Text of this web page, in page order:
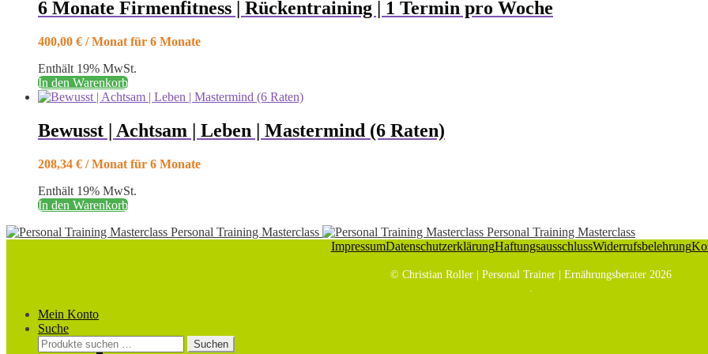
6 Monate Firmenfitness | Rückentraining | 1 Termin pro Woche
400,00 € / Monat für 6 Monate
Enthält 19% MwSt.
In den Warenkorb
Bewusst | Achtsam | Leben | Mastermind (6 Raten)
208,34 € / Monat für 6 Monate
Enthält 19% MwSt.
In den Warenkorb
Personal Training Masterclass
Personal Training Masterclass
ImpressumDatenschutzerklärungHaftungsausschlussWiderrufsbelehrung
© Christian Roller | Personal Trainer | Ernährungsberater 2026
Mein Konto
Suche
Suchen
Suchen